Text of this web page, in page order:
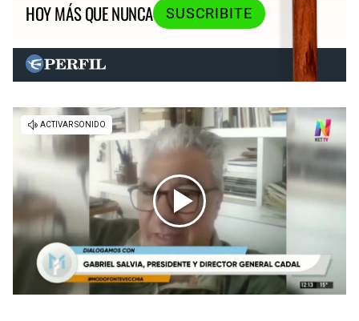
HOY MÁS QUE NUNCA
SUSCRIBITE